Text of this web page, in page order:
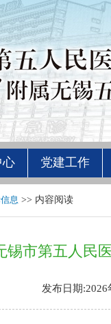
心 党建工作
息 >> 内容阅读
锡市第五人民
发布日期:2026